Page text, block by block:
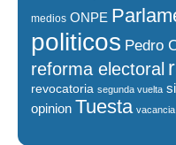
medios ONPE
politicos Pedro
reforma electoral
revocatoria segunda vuelta
opinion Tuesta vacancia